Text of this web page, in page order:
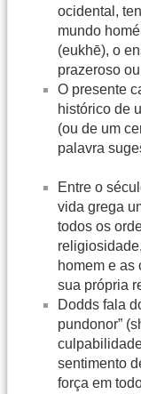
ocidental,
mundo
(eukhē), o
prazeroso
O presente
histórico de
(ou de um
palavra
Entre o
vida grega
todos os
homem e as
sua própria
Dodds fala
pundonor”
sentimento
força em